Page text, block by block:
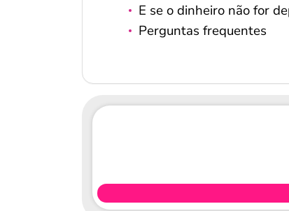
E se o dinheiro não for
Perguntas frequentes